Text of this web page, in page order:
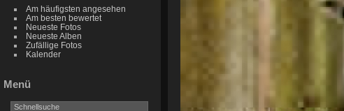
Am häufigsten angesehen
Am besten bewertet
Neueste Fotos
Neueste Alben
Zufällige Fotos
Kalender
Menü